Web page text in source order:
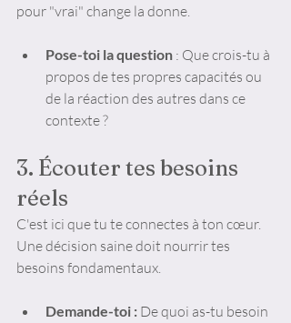
pour "vrai" change la donne.
Pose-toi la question : Que crois-tu à
propos de tes propres capacités ou
de la réaction des autres dans ce
contexte ?
3. Écouter tes besoins
réels
C'est ici que tu te connectes à ton cœur.
Une décision saine doit nourrir tes
besoins fondamentaux.
Demande-toi : De quoi as-tu besoin